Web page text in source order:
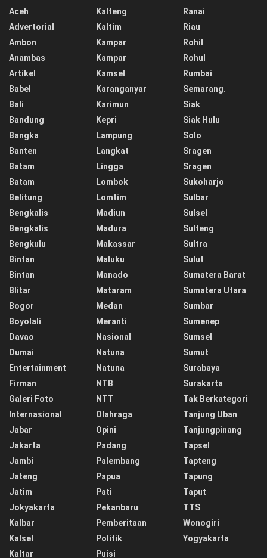
Aceh
Advertorial
Ambon
Anambas
Artikel
Babel
Bali
Bandung
Bangka
Banten
Batam
Batam
Belitung
Bengkalis
Bengkalis
Bengkulu
Bintan
Bintan
Blitar
Bogor
Boyolali
Davao
Dumai
Entertainment
Firman
Galeri Foto
Internasional
Jabar
Jakarta
Jambi
Jateng
Jatim
Jokyakarta
Kalbar
Kalsel
Kaltar
Kalteng
Kaltim
Kampar
Kampar
Kamsel
Karanganyar
Karimun
Kepri
Lampung
Langkat
Lingga
Lombok
Lomtim
Madiun
Madura
Makassar
Maluku
Manado
Mataram
Medan
Meranti
Nasional
Natuna
Natuna
NTB
NTT
Olahraga
Opini
Padang
Palembang
Papua
Pati
Pekanbaru
Pemberitaan
Politik
Puisi
Ranai
Riau
Rohil
Rohul
Rumbai
Semarang.
Siak
Siak Hulu
Solo
Sragen
Sragen
Sukoharjo
Sulbar
Sulsel
Sulteng
Sultra
Sulut
Sumatera Barat
Sumatera Utara
Sumbar
Sumenep
Sumsel
Sumut
Surabaya
Surakarta
Tak Berkategori
Tanjung Uban
Tanjungpinang
Tapsel
Tapteng
Tapung
Taput
TTS
Wonogiri
Yogyakarta